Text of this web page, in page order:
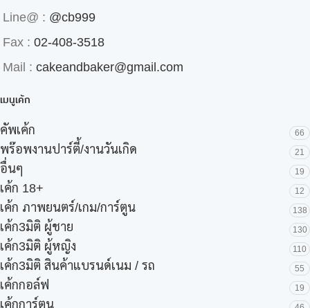
Line@ : @cb999
Fax : 02-408-3518
Mail : cakeandbaker@gmail.com
เมนูเค้ก
คัพเค้ก 66
พร๊อพงานปาร์ตี้/งานวันเกิด 21
อื่นๆ 19
เค้ก 18+ 12
เค้ก ภาพยนตร์/เกม/การ์ตูน 138
เค้ก3มิติ ผู้ชาย 130
เค้ก3มิติ ผู้หญิง 110
เค้ก3มิติ สินค้าแบรนด์เนม / รถ 55
เค้กกอล์ฟ 19
เค้กการ์ตูน